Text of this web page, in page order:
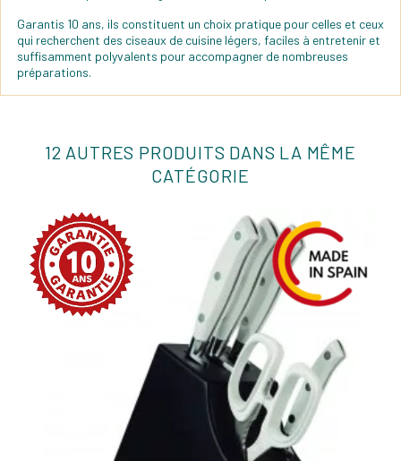
Garantis 10 ans, ils constituent un choix pratique pour celles et ceux
qui recherchent des ciseaux de cuisine légers, faciles à entretenir et
suffisamment polyvalents pour accompagner de nombreuses
préparations.
12 AUTRES PRODUITS DANS LA MÊME
CATÉGORIE